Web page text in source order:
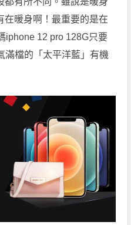
在暖身啊！最重要的是在
iphone 12 pro 128G只要
滿檔的「太平洋藍」有機